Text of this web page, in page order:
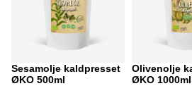
Sesamolje kaldpresset
ØKO 500ml
Olivenolje
ØKO 1000ml